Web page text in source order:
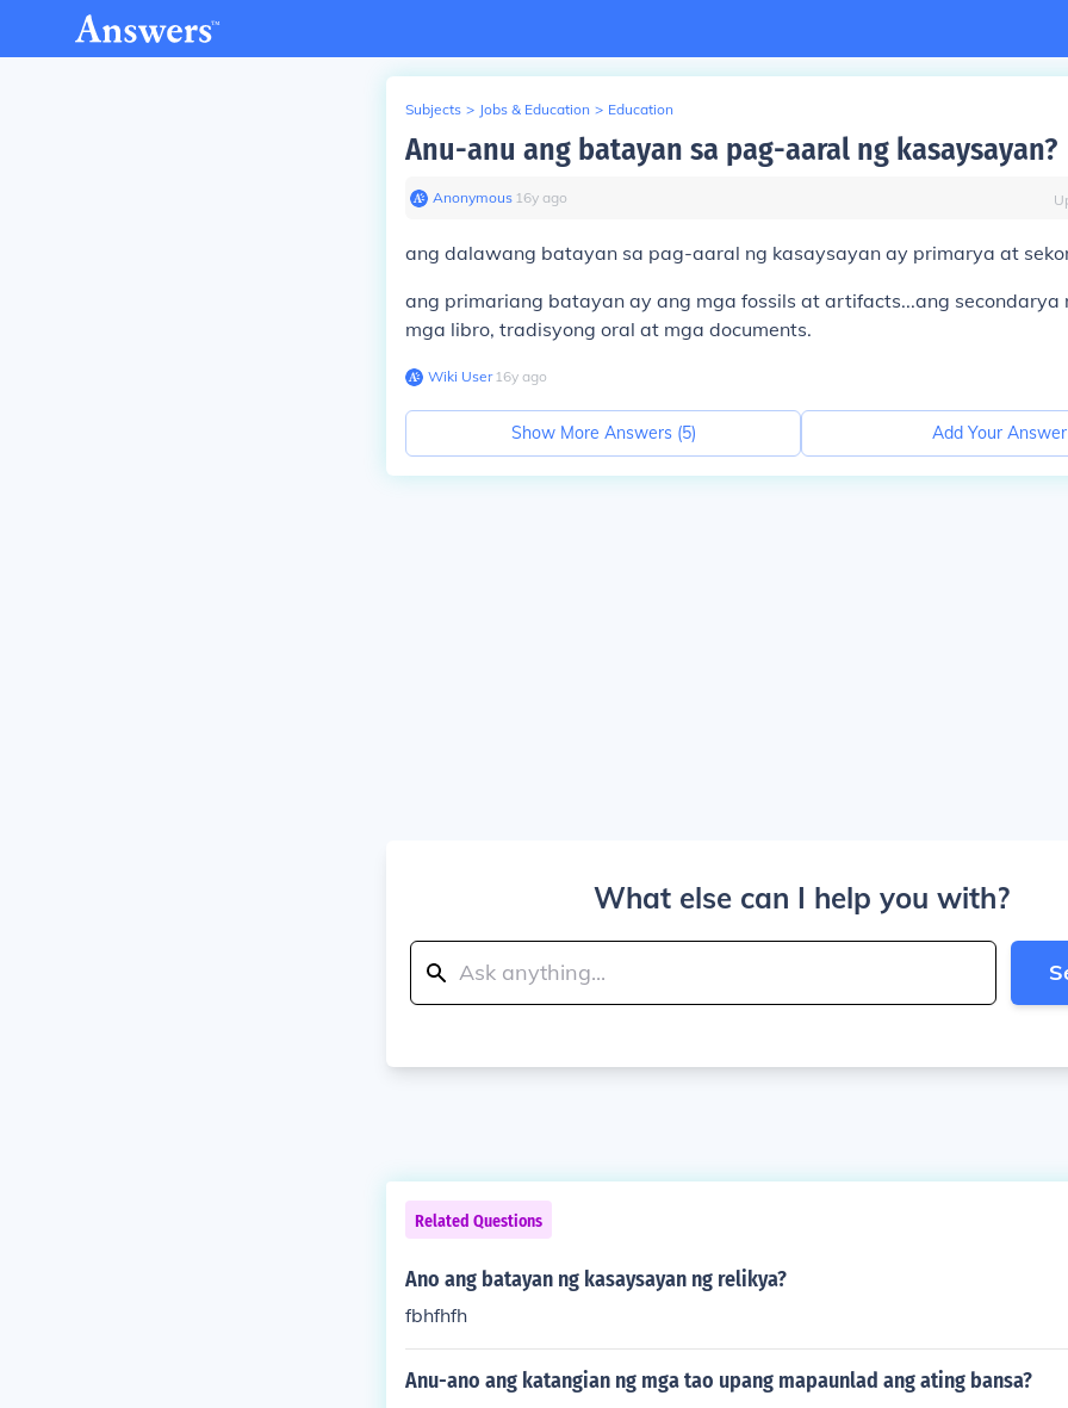
Subjects > Jobs & Education > Education
Anu-anu ang batayan sa pag-aaral ng kasaysayan?
Anonymous∙ 16y ago
ang dalawang batayan sa pag-aaral ng kasaysayan ay primarya at
ang primariang batayan ay ang mga fossils at artifacts...ang secondarya
mga libro, tradisyong oral at mga documents.
Wiki User∙16y ago
Show More Answers (5) Add Your Answer
What else can I help you with?
Related Questions
Ano ang batayan ng kasaysayan ng relikya?
fbhfhfh
Anu-ano ang katangian ng mga tao upang mapaunlad ang ating bansa?